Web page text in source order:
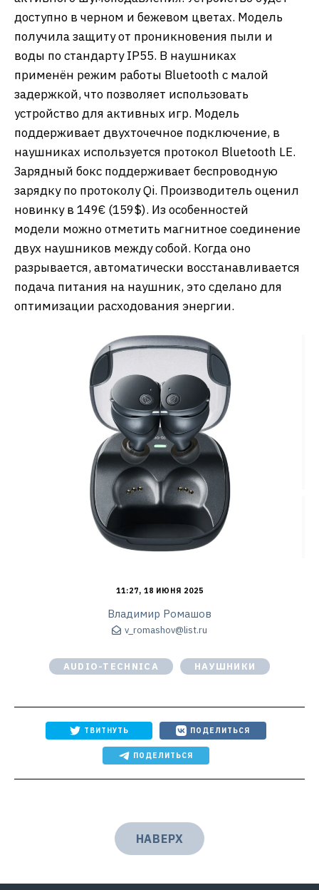
доступно в черном и бежевом цветах. Модель
получила защиту от проникновения пыли и
воды по стандарту IP55. В наушниках
применён режим работы Bluetooth с малой
задержкой, что позволяет использовать
устройство для активных игр. Модель
поддерживает двухточечное подключение, в
наушниках используется протокол Bluetooth LE.
Зарядный бокс поддерживает беспроводную
зарядку по протоколу Qi. Производитель оценил
новинку в 149€ (159$). Из особенностей
модели можно отметить магнитное соединение
двух наушников между собой. Когда оно
разрывается, автоматически восстанавливается
подача питания на наушник, это сделано для
оптимизации расходования энергии.
11:27, 18 ИЮНЯ 2025
Владимир Ромашов
v_romashov@list.ru
AUDIO-TECHNICA НАУШНИКИ
ТВИТНУТЬ ПОДЕЛИТЬСЯ
ПОДЕЛИТЬСЯ
НАВЕРХ